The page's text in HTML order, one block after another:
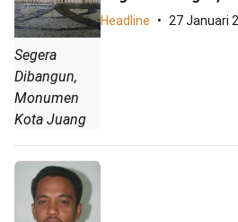
Segera
Dibangun,
Monumen
Kota Juang
Headline 27 Januari